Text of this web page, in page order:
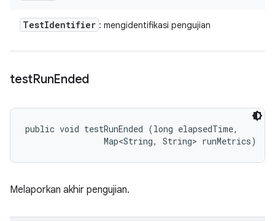
TestIdentifier : mengidentifikasi pengujian
testRunEnded
public void testRunEnded (long elapsedTime,
                Map<String, String> runMetrics)
Melaporkan akhir pengujian.